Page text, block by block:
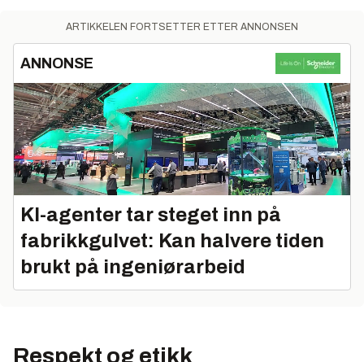
ARTIKKELEN FORTSETTER ETTER ANNONSEN
ANNONSE
KI-agenter tar steget inn på
fabrikkgulvet: Kan halvere tiden
brukt på ingeniørarbeid
Respekt og etikk